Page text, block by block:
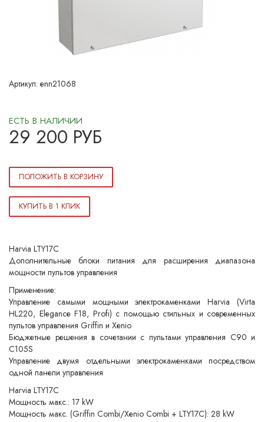
Артикул: enn21068
ЕСТЬ В НАЛИЧИИ
29 200 РУБ
ПОЛОЖИТЬ В КОРЗИНУ
КУПИТЬ В 1 КЛИК
Harvia LTY17C
Дополнительные блоки питания для расширения диапазона
мощности пультов управления
Применение:
Управление самыми мощными электрокаменками Harvia (Virta
HL220, Elegance F18, Profi) с помощью стильных и современных
пультов управления Griffin и Xenio
Бюджетные решения в сочетании с пультами управления C90 и
C105S
Управление двумя отдельными электрокаменками посредством
одной панели управления
Harvia LTY17C
Мощность макс.: 17 kW
Мощность макс. (Griffin Combi/Xenio Combi + LTY17C): 28 kW